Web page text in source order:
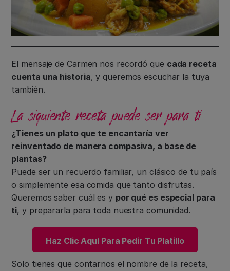
El mensaje de Carmen nos recordó que cada receta
cuenta una historia, y queremos escuchar la tuya
también.
La siguiente receta puede ser para ti
¿Tienes un plato que te encantaría ver
reinventado de manera compasiva, a base de
plantas?
Puede ser un recuerdo familiar, un clásico de tu país
o simplemente esa comida que tanto disfrutas.
Queremos saber cuál es y por qué es especial para
ti, y prepararla para toda nuestra comunidad.
Haz Clic Aquí Para Pedir Tu Platillo
Solo tienes que contarnos el nombre de la receta,